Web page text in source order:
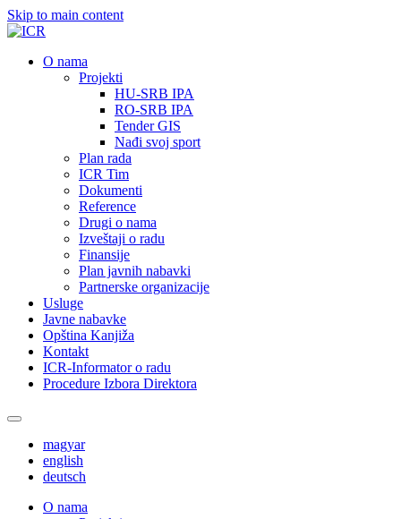
Skip to main content
О nama
Projekti
HU-SRB IPA
RO-SRB IPA
Tender GIS
Nađi svoj sport
Plan rada
ICR Tim
Dokumenti
Reference
Drugi o nama
Izveštaji o radu
Finansije
Plan javnih nabavki
Partnerske organizacije
Usluge
Javne nabavke
Opština Kanjiža
Kontakt
ICR-Informator o radu
Procedure Izbora Direktora
magyar
english
deutsch
О nama